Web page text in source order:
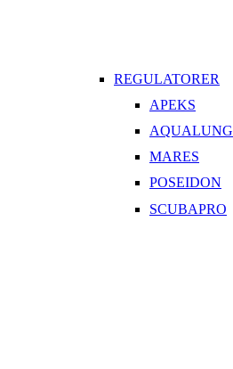
REGULATORER
APEKS
AQUALUNG
MARES
POSEIDON
SCUBAPRO